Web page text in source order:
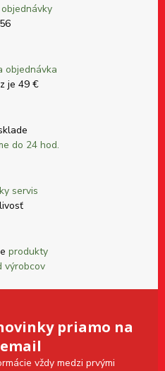
objednávka
je 49 €
do 24 hod.
servis
produkty
výrobcov
priamo na
vždy medzi prvými